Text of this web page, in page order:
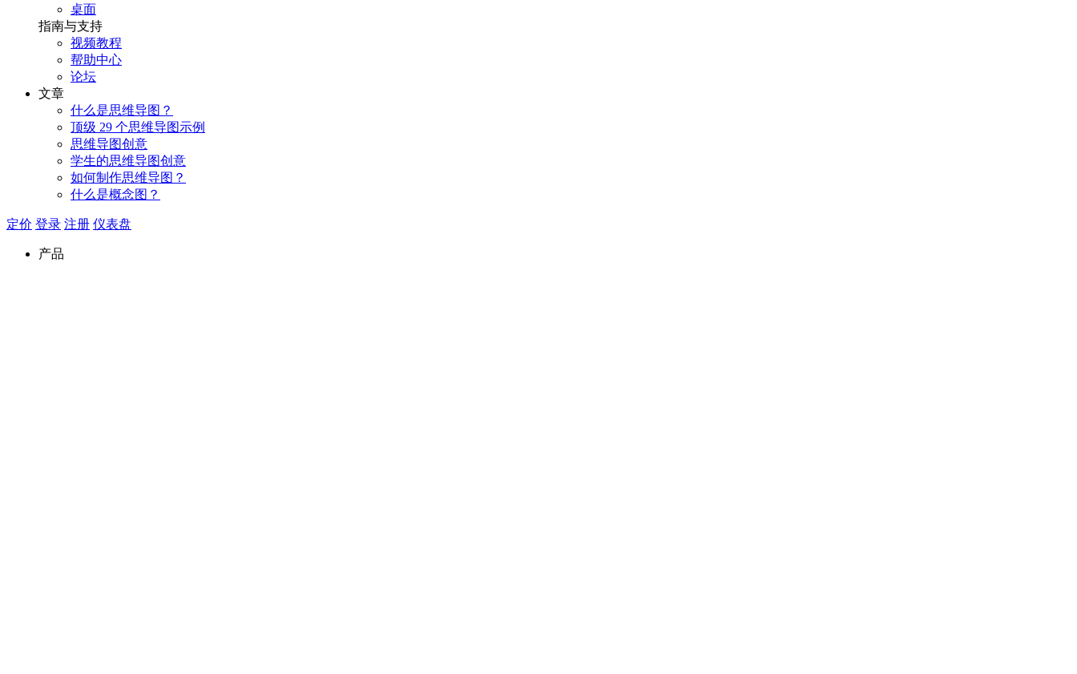
桌面
指南与支持
视频教程
帮助中心
论坛
文章
什么是思维导图？
顶级 29 个思维导图示例
思维导图创意
学生的思维导图创意
如何制作思维导图？
什么是概念图？
定价 登录 注册 仪表盘
产品